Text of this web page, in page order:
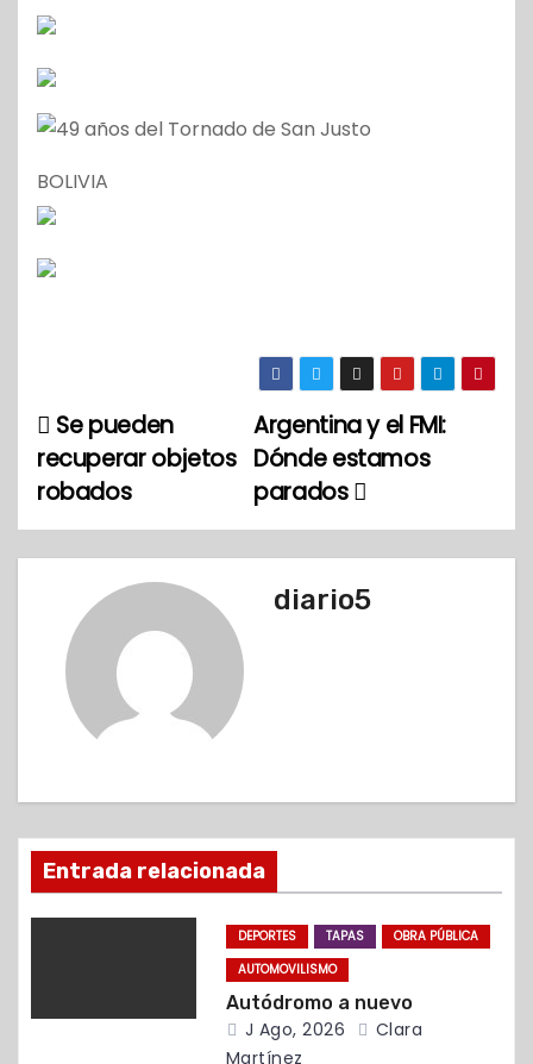
BOLIVIA
N
a
v
ó
n
e
Argentina y el FMI:
Dónde estamos
parados
Se pueden
recuperar objetos
robados
diario5
Entrada relacionada
DEPORTES TAPAS
OBRA PÚBLICA
AUTOMOVILISMO
Autódromo a nuevo
J Ago, 2026
Clara
Martínez